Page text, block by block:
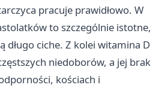
pracuje prawidłowo. W
to szczególnie istotne,
długo ciche. Z kolei witamina D
niedoborów, a jej brak
kościach i